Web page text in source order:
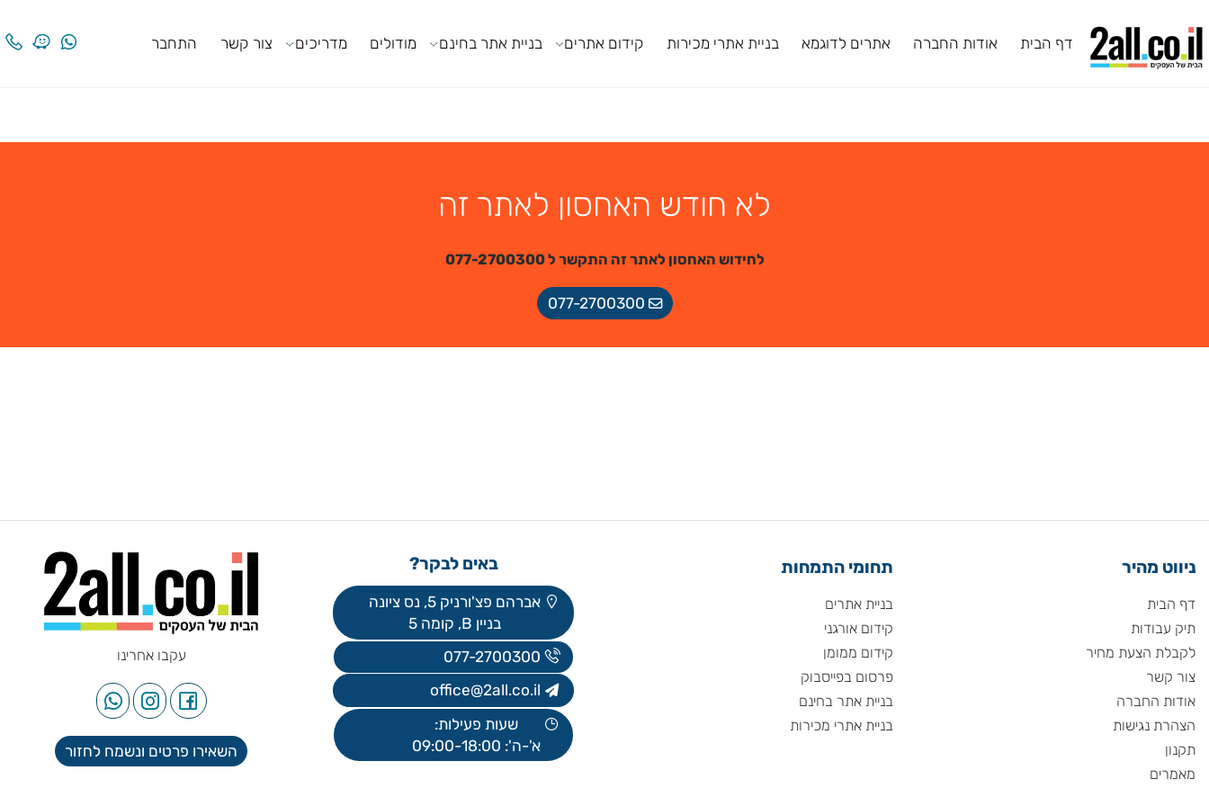
דף הבית אודות החברה אתרים לדוגמא בניית אתרי מכירות קידום אתרים בניית אתר בחינם מודולים מדריכים צור קשר התחבר
לא חודש האחסון לאתר זה
לחידוש האחסון לאתר זה התקשר ל 077-2700300
077-2700300
הצעת מחיר
החברה
בניית אתרים
קידום אורגני
קידום ממומן
פרסום בפייסבוק
בניית אתר בחינם
באים לבקר?
אברהם פצ'ורניק 5, נס ציונה
בניין B, קומה 5
077-2700300
office@2all.co.il
שעות פעילות:
עקבו אחרינו